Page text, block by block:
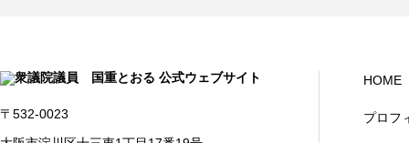
〒532-0023
HOME
プロフ